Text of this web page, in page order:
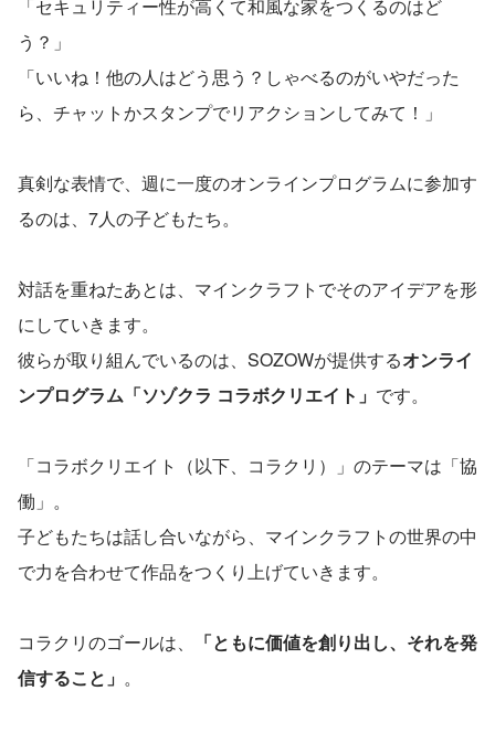
「セキュリティー性が高くて和風な家をつくるのはど
う？」
「いいね！他の人はどう思う？しゃべるのがいやだった
ら、チャットかスタンプでリアクションしてみて！」
真剣な表情で、週に一度のオンラインプログラムに参加す
るのは、7人の子どもたち。
対話を重ねたあとは、マインクラフトでそのアイデアを形
にしていきます。
彼らが取り組んでいるのは、SOZOWが提供するオンライ
ンプログラム「ソゾクラ コラボクリエイト」 です。
「コラボクリエイト（以下、コラクリ）」のテーマは「協
働」。
子どもたちは話し合いながら、マインクラフトの世界の中
で力を合わせて作品をつくり上げていきます。
コラクリのゴールは、
「ともに価値を創り出し、それを発
信すること」 。